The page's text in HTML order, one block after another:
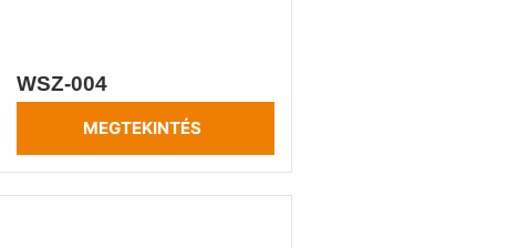
WSZ-004
MEGTEKINTÉS